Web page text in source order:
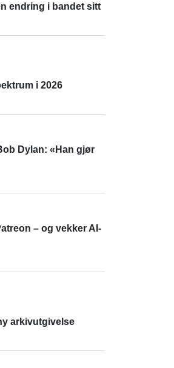
endring i bandet sitt
i 2026
Dylan: «Han gjør
– og vekker AI-
arkivutgivelse